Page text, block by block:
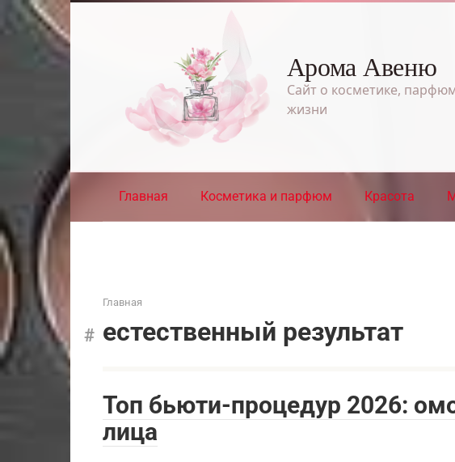
Перейти
к
контенту
Арома Авеню
Сайт о косметике,
жизни
Главная Косметика и парфюм Красота
Главная
естественный результат
Топ бьюти-процедур 2026:
лица